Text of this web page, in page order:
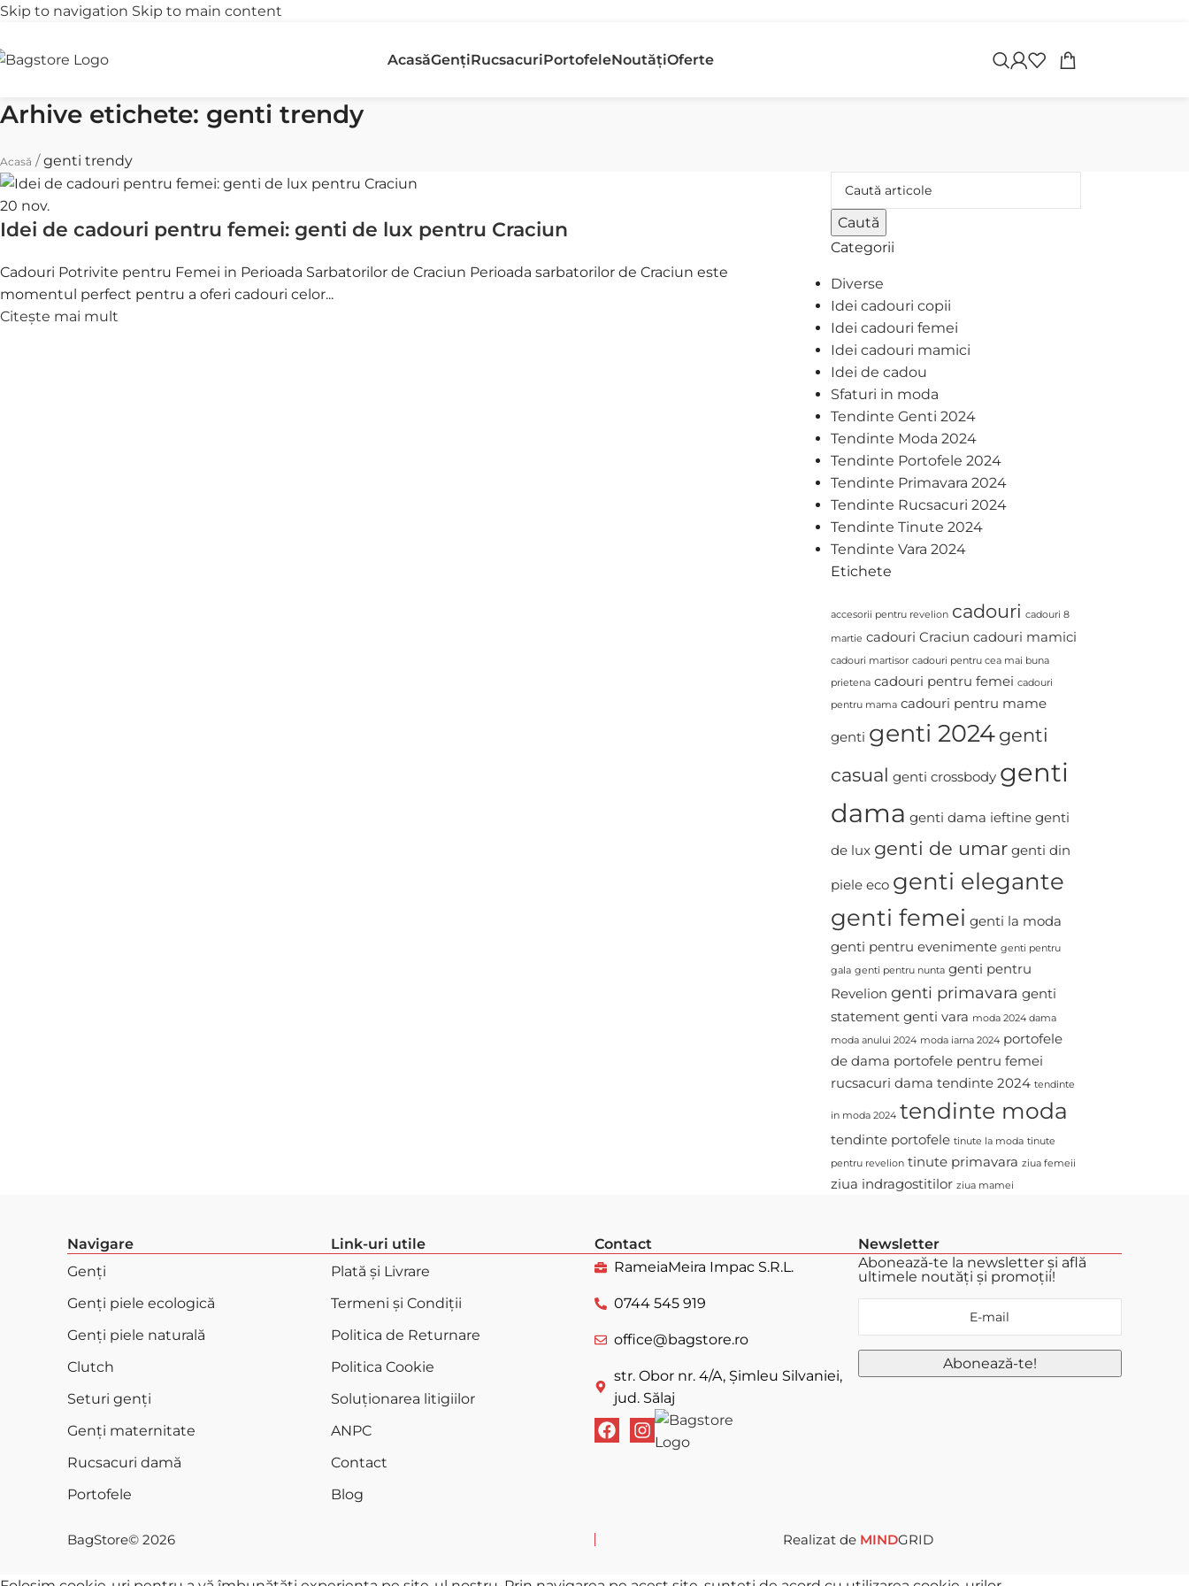
Skip to navigation Skip to main content
peste 250 lei
în 30 de zile
AcasăGențiRucsacuriPortofeleNoutățiOferte
Arhive etichete: genti trendy
Acasă /genti trendy
20 nov.
Idei de cadouri pentru femei: genti de lux pentru Craciun
Cadouri Potrivite pentru Femei in Perioada Sarbatorilor de Craciun Perioada sarbatorilor de Craciun este
momentul perfect pentru a oferi cadouri celor...
Citește mai mult
Caută
Categorii
Diverse
Idei cadouri copii
Idei cadouri femei
Idei cadouri mamici
Idei de cadou
Sfaturi in moda
Tendinte Genti 2024
Tendinte Moda 2024
Tendinte Portofele 2024
Tendinte Primavara 2024
Tendinte Rucsacuri 2024
Tendinte Tinute 2024
Tendinte Vara 2024
Etichete
accesorii pentru revelion cadouri cadouri 8
martie cadouri Craciun cadouri mamici
cadouri martisor cadouri pentru cea mai buna
prietena cadouri pentru femei cadouri
pentru mama cadouri pentru mame
genti genti 2024 genti
casual genti crossbody genti
dama genti dama ieftine genti
de lux genti de umar genti din
piele eco genti elegante
genti femei genti la moda
genti pentru evenimente genti pentru
gala genti pentru nunta genti pentru
Revelion genti primavara genti
statement genti vara moda 2024 dama
moda anului 2024 moda iarna 2024 portofele
de dama portofele pentru femei
rucsacuri dama tendinte 2024 tendinte
in moda 2024 tendinte moda
tendinte portofele tinute la moda tinute
pentru revelion tinute primavara ziua femeii
ziua indragostitilor ziua mamei
Navigare
Genți
Genți piele ecologică
Genți piele naturală
Clutch
Seturi genți
Genți maternitate
Rucsacuri damă
Portofele
Link-uri utile
Plată și Livrare
Termeni și Condiții
Politica de Returnare
Politica Cookie
Soluționarea litigiilor
ANPC
Contact
Blog
Contact
RameiaMeira Impac S.R.L.
0744 545 919
office@bagstore.ro
str. Obor nr. 4/A, Șimleu Silvaniei,
jud. Sălaj
Newsletter
Abonează-te la newsletter și află
ultimele noutăți și promoții!
BagStore© 2026 Realizat de MINDGRID